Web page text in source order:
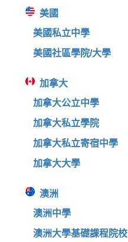
美國
美國私立中學
美國社區學院/大學
加拿大
加拿大公立中學
加拿大私立學院
加拿大私立寄宿中學
加拿大大學
澳洲
澳洲中學
澳洲大學基礎課程院校